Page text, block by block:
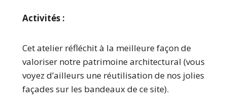
Activités :
Cet atelier réfléchit à la meilleure façon de
valoriser notre patrimoine architectural (vous
voyez d’ailleurs une réutilisation de nos jolies
façades sur les bandeaux de ce site).